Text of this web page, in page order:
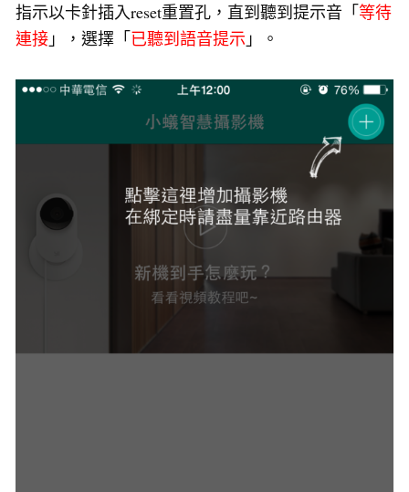
指示以卡針插入reset重置孔，直到聽到提示音「等待
連接 」，選擇「已聽到語音提示 」。